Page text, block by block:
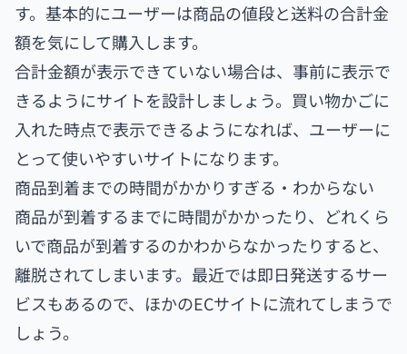
す。基本的にユーザーは商品の値段と送料の合計金
額を気にして購入します。
合計金額が表示できていない場合は、事前に表示で
きるようにサイトを設計しましょう。買い物かごに
入れた時点で表示できるようになれば、ユーザーに
とって使いやすいサイトになります。
商品到着までの時間がかかりすぎる・わからない
商品が到着するまでに時間がかかったり、どれくら
いで商品が到着するのかわからなかったりすると、
離脱されてしまいます。最近では即日発送するサー
ビスもあるので、ほかのECサイトに流れてしまうで
しょう。